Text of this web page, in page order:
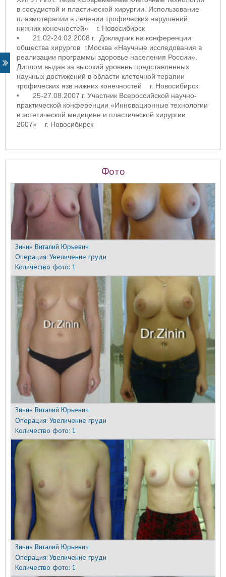
в сосудистой и пластической хирургии. Использование
плазмотерапии в лечении трофических нарушений
нижних конечностей» г. Новосибирск
•
21.02-24.02.2008 г. Докладчик на конференции
общества хирургов г.Москва «Научные исследования в
реализации программы здоровье населения России».
Диплом выдан за высокий уровень представленных
научных достижений в области клеточной терапии
трофических язв нижних конечностей г. Новосибирск
•
25-27.08.2007 г. Участник Всероссийской научно-
практической конференции «Инновационные технологии
в эстетической медицине и пластической хирургии
2007» г. Новосибирск
Фото
Зинин Виталий Юрьевич
Операция:Увеличение груди
Количество фото: 1
Зинин Виталий Юрьевич
Операция:Увеличение груди
Количество фото: 1
Зинин Виталий Юрьевич
Операция:Увеличение груди
Количество фото: 1